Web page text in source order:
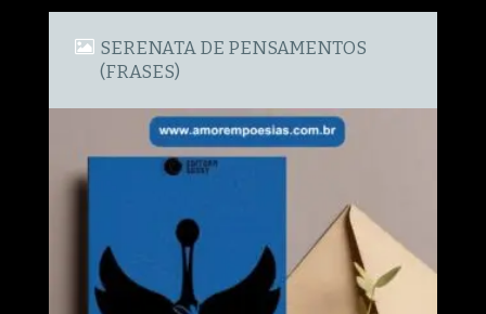
SERENATA DE PENSAMENTOS
(FRASES)